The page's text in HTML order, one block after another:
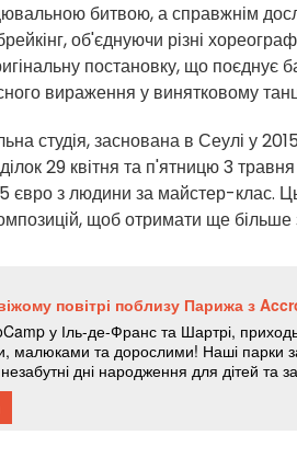
битвою, а справжнім
об'єднуючи різні
постановку, що поєднує
вираження у винятковому
студія, заснована в Сеулі у
29 квітня та п'ятницю 3
євро з людини за майстер-клас.
щоб отримати ще